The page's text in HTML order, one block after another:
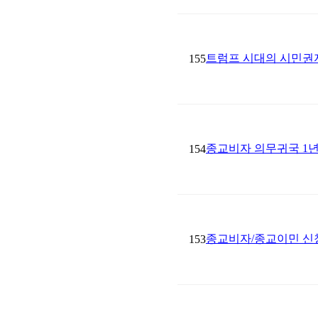
155트럼프 시대의 시민
154종교비자 의무귀국 1
153종교비자/종교이민 신